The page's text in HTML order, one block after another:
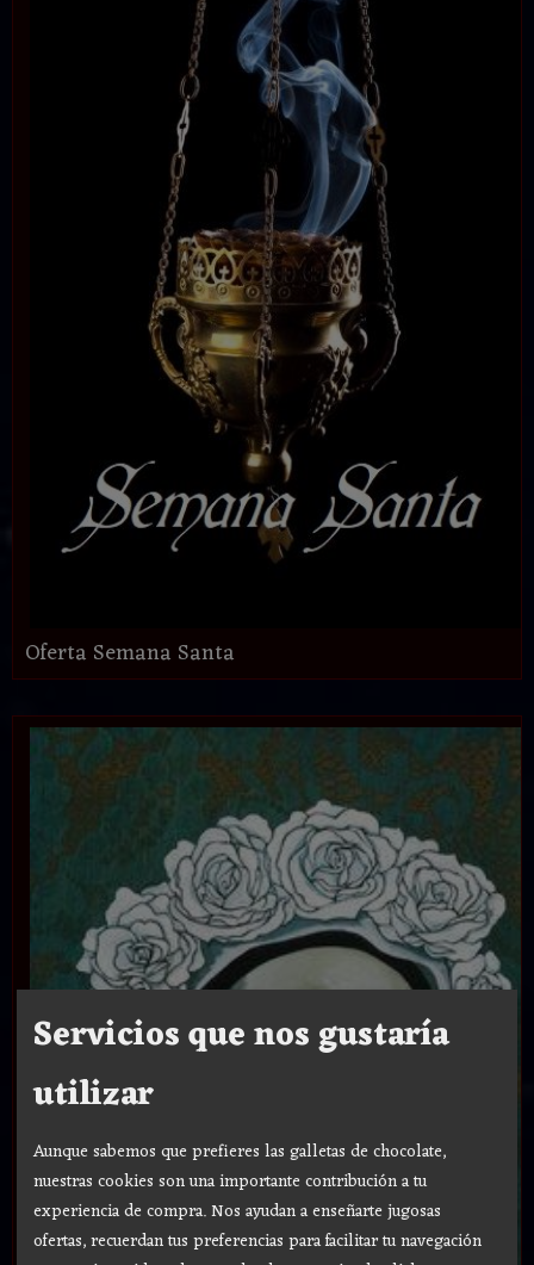
Oferta Semana Santa
Servicios que nos gustaría
utilizar
Aunque sabemos que prefieres las galletas de chocolate,
nuestras cookies son una importante contribución a tu
experiencia de compra. Nos ayudan a enseñarte jugosas
ofertas, recuerdan tus preferencias para facilitar tu navegación